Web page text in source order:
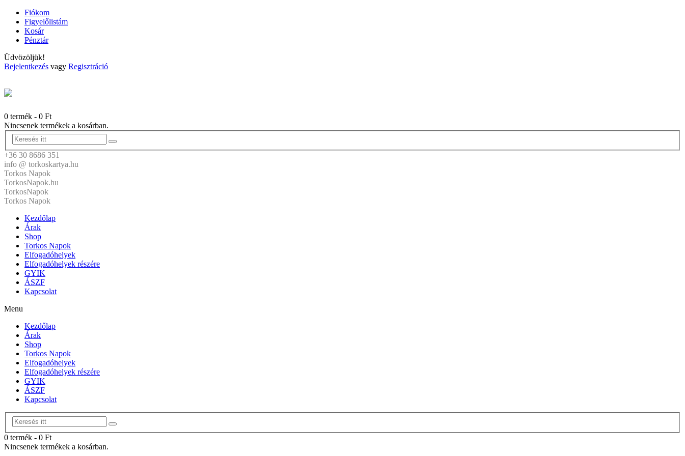
Fiókom
Figyelőlistám
Kosár
Pénztár
Üdvözöljük!
Bejelentkezés vagy Regisztráció
0 termék - 0 Ft
Nincsenek termékek a kosárban.
+36 30 8686 351
info @ torkoskartya.hu
Torkos Napok
TorkosNapok.hu
TorkosNapok
Torkos Napok
Kezdőlap
Árak
Shop
Torkos Napok
Elfogadóhelyek
Elfogadóhelyek részére
GYIK
ÁSZF
Kapcsolat
Menu
Kezdőlap
Árak
Shop
Torkos Napok
Elfogadóhelyek
Elfogadóhelyek részére
GYIK
ÁSZF
Kapcsolat
0 termék - 0 Ft
Nincsenek termékek a kosárban.